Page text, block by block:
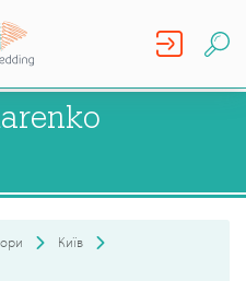
Київ